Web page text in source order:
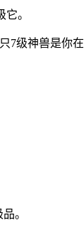
。
7级神兽是你在
。